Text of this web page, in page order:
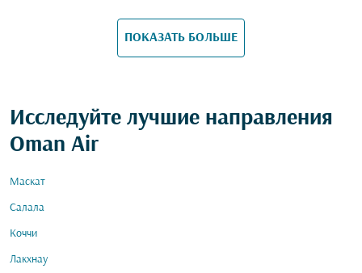
ПОКАЗАТЬ БОЛЬШЕ
Исследуйте лучшие направления
Oman Air
Маскат
Салала
Коччи
Лакхнау